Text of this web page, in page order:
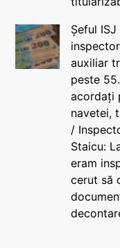
Șeful
auxiliar
peste
acordați
navetei,
/
Staicu:
eram
cerut să